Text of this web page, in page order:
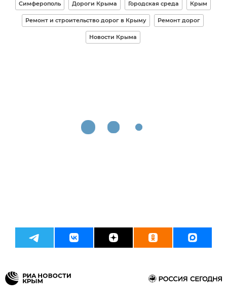
Симферополь Дороги Крыма Городская среда Крым
Ремонт и строительство дорог в Крыму Ремонт дорог
Новости Крыма